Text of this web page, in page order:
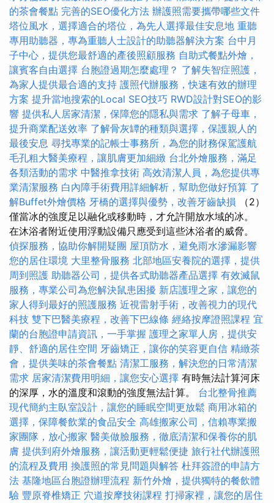
的茶會餐點 完善的SEO優化方法 辦護照需要攜帶哪些文件
塔位風水，選擇適合的塔位，為先人選擇最佳安息地 重聽
專用助聽器，專為重聽人士設計的助聽器解決方案 台中月
子中心，提供您最舒適的產後照顧服務 自助式餐點外燴，
讓賓客自由選擇 台胞證過期怎麼處理？ 了解失智症照護，
為家人提供最合適的支持 護照代辦服務，快速有效的辦理
方案 提升當地搜索的Local SEO技巧 RWD設計對SEO的影
響 提供私人居家清潔，保障您的隱私與需求 了解子母車，
提升商業配送效率 了解骨灰罈的種類與選擇，保護親人的
最後安息 尋找專業的記帳士事務所，為您的財務保駕護航
毛孔粗大醫美療程，讓肌膚更加細緻 台北外燴服務，滿足
各類活動的需求 中醫推拿技術 高效清潔人員，為您提供專
業清潔服務 白內障手術費用詳細解析，幫助您做好預算 了
解Buffet外燴價格 牙橋的選擇與優勢，改善牙齒缺損 （2）
僅當冰的強度足以融化或移動時，才允許開放水域的冰。
在沐浴者附近使用浮動設備只應受到這些沐浴者的威脅。
偵探服務，協助你解開疑團 屋頂防水，避免雨水滲漏影響
您的居住環境 大里整骨服務 北部地區安養院的選擇，提供
周到照護 助聽器公司，提供各式助聽器產品選擇 有效滅鼠
服務，專業公司為您解決鼠患困擾 新店護理之家，讓您的
家人得到最好的照護服務 近視雷射手術，改善視力的現代
科技 雙下巴醫美療程，改善下巴線條 經絡按摩證照課程 宜
蘭的台胞證申請資訊，一手掌握 護理之家單人房，提供安
靜、舒適的居住空間 牙齒矯正，讓你的笑容更自信 精緻茶
會，提供美味的茶會餐點 清潔工服務，解決您的日常清潔
需求 居家清潔費用明細，讓您安心選擇 有時無法計算河床
的深厚，水的溫度和滾動的強度無法計算。 台北整骨推薦
現代簡約主臥室設計，讓您的睡眠空間更放鬆 商用冰箱的
選擇，保障餐飲業的食品安全 高雄搬家公司，信賴專業搬
家團隊，放心搬家 醫美做臉服務，徹底清潔和保養你的肌
膚 提供到府外燴服務，讓活動更輕鬆便捷 旅行社代辦護照
的流程及費用 換護照的常見問題與解答 杜拜簽證的申請方
法 基隆地區台胞證辦理流程 新竹外燴，提供獨特的餐飲體
驗 豐原脊椎矯正 穴道按摩技術課程 打掃家裡，讓您的居住